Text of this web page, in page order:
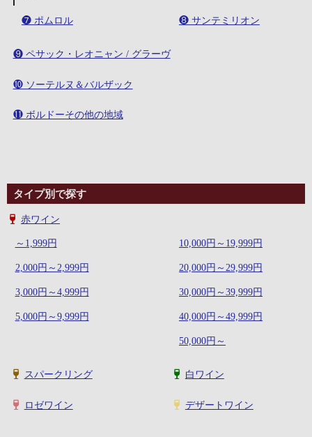
❼ ポムロル ❽ サンテミリオン
❾ ペサック・レオニャン / グラーヴ
❿ ソーテルヌ＆バルザック
⓫ ボルドーその他の地域
タイプ別で探す
赤ワイン
～1,999円
2,000円～2,999円
3,000円～4,999円
5,000円～9,999円
10,000円～19,999円
20,000円～29,999円
30,000円～39,999円
40,000円～49,999円
50,000円～
スパークリング 白ワイン
ロゼワイン デザートワイン